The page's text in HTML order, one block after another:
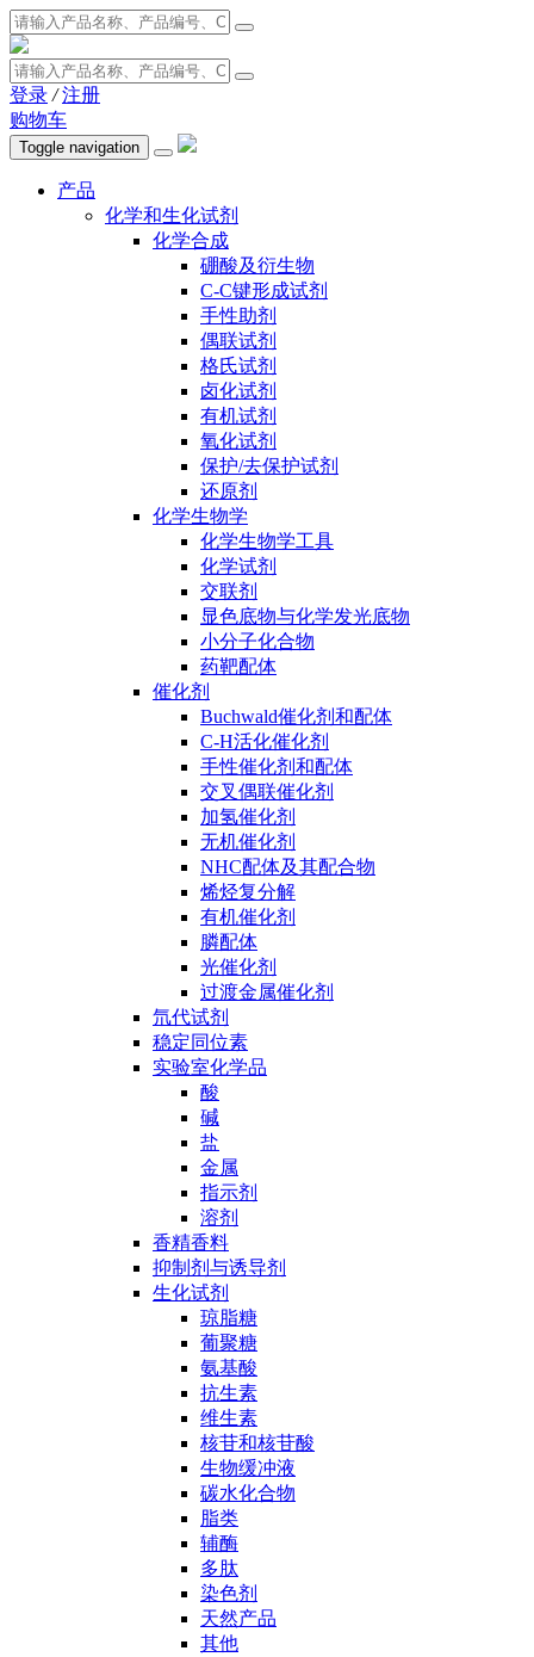
登录 / 注册
购物车
Toggle navigation
产品
化学和生化试剂
化学合成
硼酸及衍生物
C-C键形成试剂
手性助剂
偶联试剂
格氏试剂
卤化试剂
有机试剂
氧化试剂
保护/去保护试剂
还原剂
化学生物学
化学生物学工具
化学试剂
交联剂
显色底物与化学发光底物
小分子化合物
药靶配体
催化剂
Buchwald催化剂和配体
C-H活化催化剂
手性催化剂和配体
交叉偶联催化剂
加氢催化剂
无机催化剂
NHC配体及其配合物
烯烃复分解
有机催化剂
膦配体
光催化剂
过渡金属催化剂
氘代试剂
稳定同位素
实验室化学品
酸
碱
盐
金属
指示剂
溶剂
香精香料
抑制剂与诱导剂
生化试剂
琼脂糖
葡聚糖
氨基酸
抗生素
维生素
核苷和核苷酸
生物缓冲液
碳水化合物
脂类
辅酶
多肽
染色剂
天然产品
其他